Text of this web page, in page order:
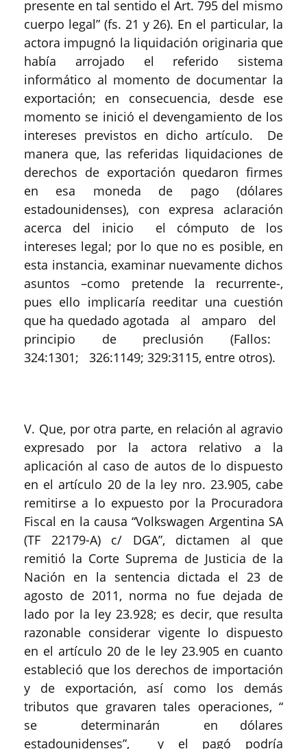
presente en tal sentido el Art. 795 del mismo
cuerpo legal” (fs. 21 y 26). En el particular, la
actora impugnó la liquidación originaria que
había arrojado el referido sistema
informático al momento de documentar la
exportación; en consecuencia, desde ese
momento se inició el devengamiento de los
intereses previstos en dicho artículo. De
manera que, las referidas liquidaciones de
derechos de exportación quedaron firmes
en esa moneda de pago (dólares
estadounidenses), con expresa aclaración
acerca del inicio el cómputo de los
intereses legal; por lo que no es posible, en
esta instancia, examinar nuevamente dichos
asuntos –como pretende la recurrente-,
pues ello implicaría reeditar una cuestión
que ha quedado agotada al amparo del
principio de preclusión (Fallos:
324:1301; 326:1149; 329:3115, entre otros).
V. Que, por otra parte, en relación al agravio
expresado por la actora relativo a la
aplicación al caso de autos de lo dispuesto
en el artículo 20 de la ley nro. 23.905, cabe
remitirse a lo expuesto por la Procuradora
Fiscal en la causa “Volkswagen Argentina SA
(TF 22179-A) c/ DGA”, dictamen al que
remitió la Corte Suprema de Justicia de la
Nación en la sentencia dictada el 23 de
agosto de 2011, norma no fue dejada de
lado por la ley 23.928; es decir, que resulta
razonable considerar vigente lo dispuesto
en el artículo 20 de le ley 23.905 en cuanto
estableció que los derechos de importación
y de exportación, así como los demás
tributos que gravaren tales operaciones, “
se determinarán en dólares
estadounidenses”, y el pagó podría